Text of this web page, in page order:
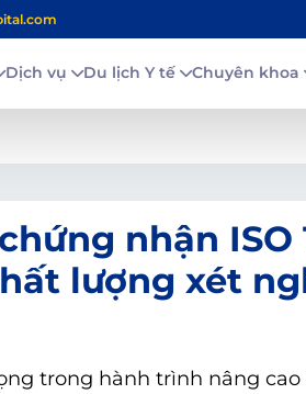
Dịch vụ Du lịch Y tế Chuyên khoa
nhận ISO
lượng xét
trong hành trình nâng